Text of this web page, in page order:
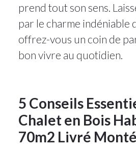
prend tout son sens.
par le charme indéniable
offrez-vous un coin de
bon vivre au quotidien.
5 Conseils
Chalet en Bois
70m2 Livré Monté